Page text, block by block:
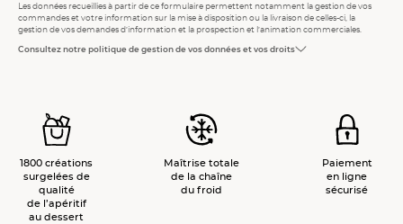
Les données recueillies à partir de ce formulaire permettent notamment la gestion de vos
commandes et votre information sur la mise à disposition ou la livraison de celles-ci, la
gestion de vos demandes d’information et la prospection et l’animation commerciales.
Consultez notre politique de gestion de vos données et vos droits
1800 créations
surgelées de
qualité
de l’apéritif
au dessert
Maîtrise totale
de la chaîne
du froid
Paiement
en ligne
sécurisé